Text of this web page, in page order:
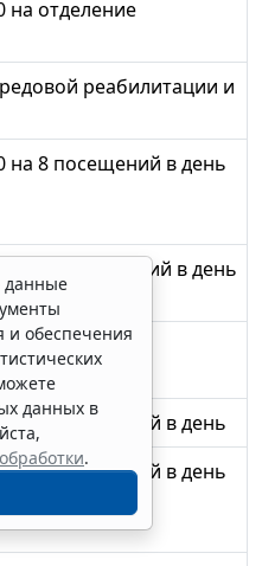
на отделение
реабилитации и
на 8 посещений в день
на 10 посещений в день
на 8 посещений в день
на 8 посещений в день
данные
и обеспечения
данных в
.